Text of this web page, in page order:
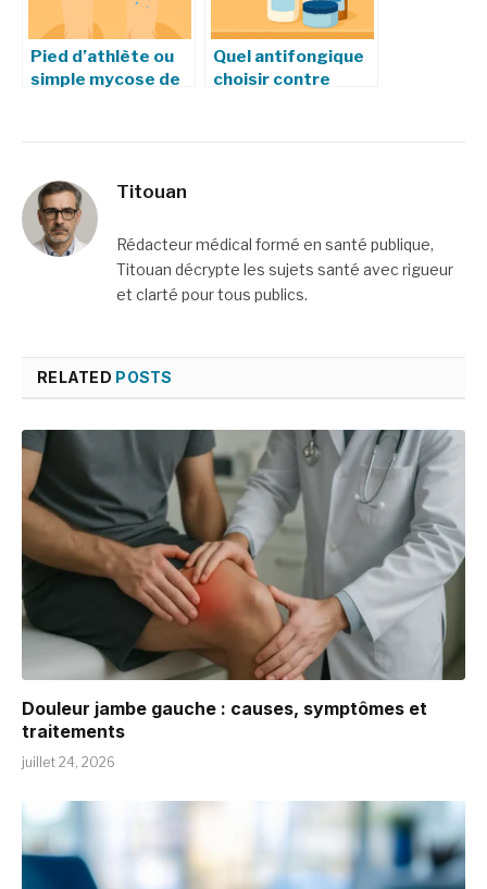
Pied d’athlète ou
simple mycose de
Quel antifongique
choisir contre
Titouan
Rédacteur médical formé en santé publique,
Titouan décrypte les sujets santé avec rigueur
et clarté pour tous publics.
RELATED POSTS
Douleur jambe gauche : causes, symptômes et
traitements
juillet 24, 2026